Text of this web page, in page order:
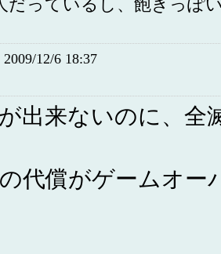
だっているし、飽きっぽ
2009/12/6 18:37
出来ないのに、全
代償がゲームオー